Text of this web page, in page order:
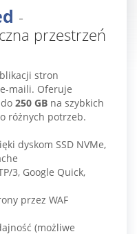
-
przestrzeń
stron
maili. Oferuje
do 250 GB na szybkich
różnych potrzeb.
dyskom SSD NVMe,
3, Google Quick,
przez WAF
(możliwe